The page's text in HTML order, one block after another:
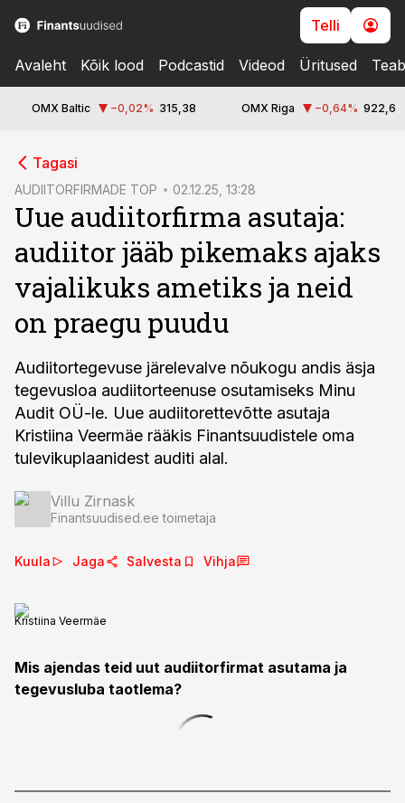
Telli
Avaleht Kõik lood Podcastid Videod Üritused
OMX Baltic −0,02% 315,38 OMX Riga −0,64% 922,6
Tagasi
AUDIITORFIRMADE TOP 02.12.25, 13:28
Uue audiitorfirma asutaja:
audiitor jääb pikemaks ajaks
vajalikuks ametiks ja neid
on praegu puudu
Audiitortegevuse järelevalve nõukogu andis äsja
tegevusloa audiitorteenuse osutamiseks Minu
Audit OÜ-le. Uue audiitorettevõtte asutaja
Kristiina Veermäe rääkis Finantsuudistele oma
tulevikuplaanidest auditi alal.
Villu Zirnask
Finantsuudised.ee toimetaja
Kuula Jaga Salvesta Vihja
Kristiina Veermäe
Mis ajendas teid uut audiitorfirmat asutama ja
tegevusluba taotlema?